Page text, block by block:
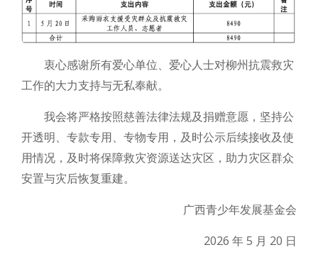
衷心感谢所有爱心单位、爱心人士对柳州抗震救灾
工作的大力支持与无私奉献。
我会将严格按照慈善法律法规及捐赠意愿，坚持公
开透明、专款专用、专物专用，及时公示后续接收及使
用情况，及时将保障救灾资源送达灾区，助力灾区群众
安置与灾后恢复重建。
广西青少年发展基金会
2026 年 5 月 20 日